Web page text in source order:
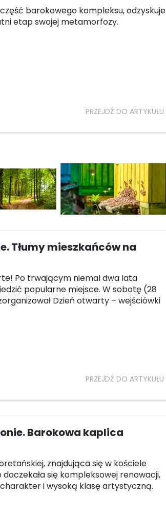
barokowego kompleksu, odzyskuje
etap swojej metamorfozy.
PRZEJDŹ DO ARTYKUŁU
Tłumy mieszkańców na
Po trwającym niemal dwa lata
popularne miejsce. W sobotę (28
Dzień otwarty – wejściówki
PRZEJDŹ DO ARTYKUŁU
Barokowa kaplica
znajdująca się w kościele
się kompleksowej renowacji,
i wysoką klasę artystyczną.